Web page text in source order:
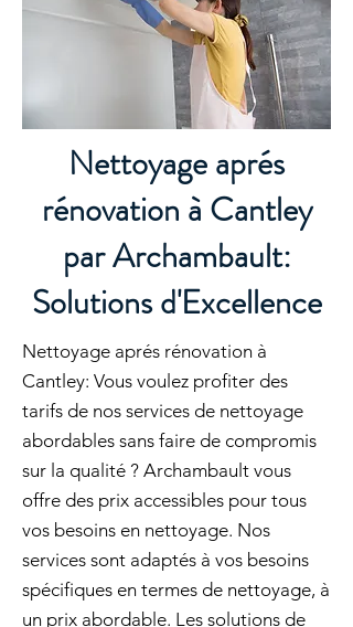
Nettoyage aprés
rénovation à Cantley
par Archambault:
Solutions d'Excellence
Nettoyage aprés rénovation à
Cantley: Vous voulez profiter des
tarifs de nos services de nettoyage
abordables sans faire de compromis
sur la qualité ? Archambault vous
offre des prix accessibles pour tous
vos besoins en nettoyage. Nos
services sont adaptés à vos besoins
spécifiques en termes de nettoyage, à
un prix abordable. Les solutions de